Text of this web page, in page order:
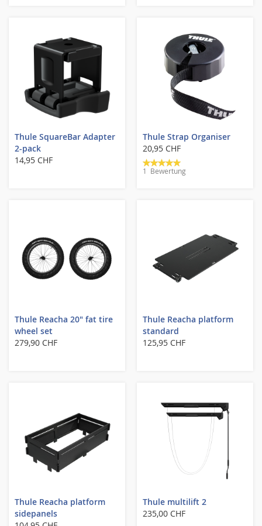
Thule SquareBar Adapter
2-pack
14,95 CHF
Thule Strap Organiser
20,95 CHF
Bewertung:
100%
1 Bewertung
Thule Reacha 20" fat tire
wheel set
279,90 CHF
Thule Reacha platform
standard
125,95 CHF
Thule Reacha platform
sidepanels
Thule multilift 2
235,00 CHF